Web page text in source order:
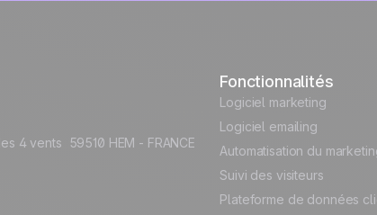
4 vents 59510 HEM - FRANCE
Fonctionnalités
Logiciel marketing
Logiciel emailing
Automatisation du
Suivi des visiteurs
Plateforme de données